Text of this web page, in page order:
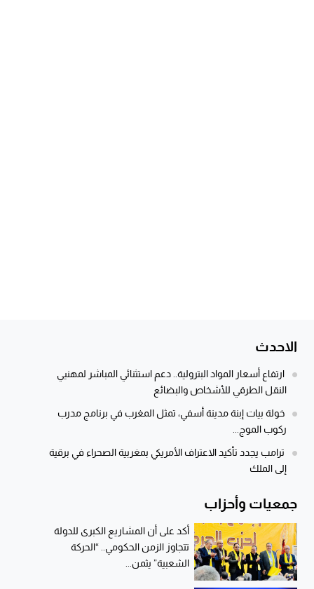
الاحدث
ارتفاع أسعار المواد البترولية.. دعم استثنائي المباشر لمهنيي
النقل الطرقي للأشخاص والبضائع
خولة بيات إبنة مدينة أسفي، تمثل المغرب في برنامج مدرب
ركوب الموج...
ترامب يجدد تأكيد الاعتراف الأمريكي بمغربية الصحراء في برقية
إلى الملك
جمعيات وأحزاب
أكد على أن المشاريع الكبرى للدولة
تتجاوز الزمن الحكومي.. “الحركة
الشعبية” يثمن...